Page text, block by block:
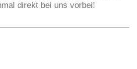
direkt bei uns vorbei!